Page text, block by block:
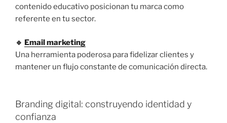
contenido educativo posicionan tu marca como
referente en tu sector.
🔹 Email marketing
Una herramienta poderosa para fidelizar clientes y
mantener un flujo constante de comunicación directa.
Branding digital: construyendo identidad y
confianza